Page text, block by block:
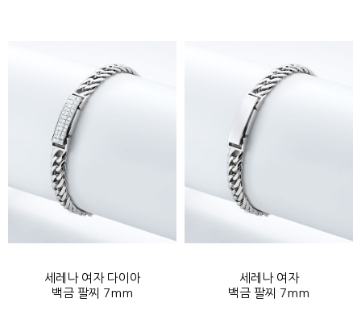
세레나 여자 다이아
백금 팔찌 7mm
세레나 여자
백금 팔찌 7mm